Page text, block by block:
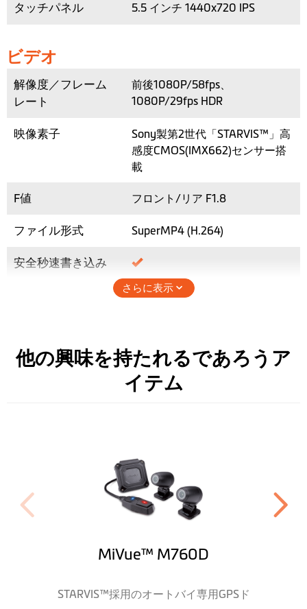
タッチパネル 5.5 インチ 1440x720 IPS
ビデオ
解像度／フレーム
レート
前後1080P/58fps、
1080P/29fps HDR
映像素子
Sony製第2世代「STARVIS™」高
感度CMOS(IMX662)センサー搭
載
F値 フロント/リア F1.8
ファイル形式 SuperMP4 (H.264)
安全秒速書き込み
136°（水平115°垂直61°）
ハードウェア
WIFI （高速5G）
(X,Y, Z 3軸)
記録メディア
microSD 32GB-256GB
(U3/C10/V30以上)
-10℃～60℃
カメラ : 直径 30 mm
さらに表示
他の興味を持たれるであろうア
イテム
MiVue™ M760D
STARVIS™採用のオートバイ専用GPSド